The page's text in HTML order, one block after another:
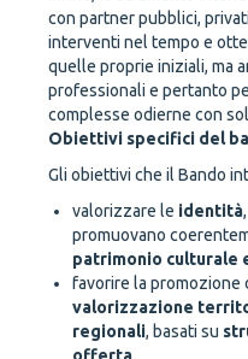
con partner pubblici,
interventi nel tempo e
quelle proprie iniziali, ma
professionali e pertanto
complesse odierne con
Obiettivi specifici del
Gli obiettivi che il Bando
valorizzare le identità
promuovano
patrimonio culturale
favorire la promozione
valorizzazione
regionali, basati su